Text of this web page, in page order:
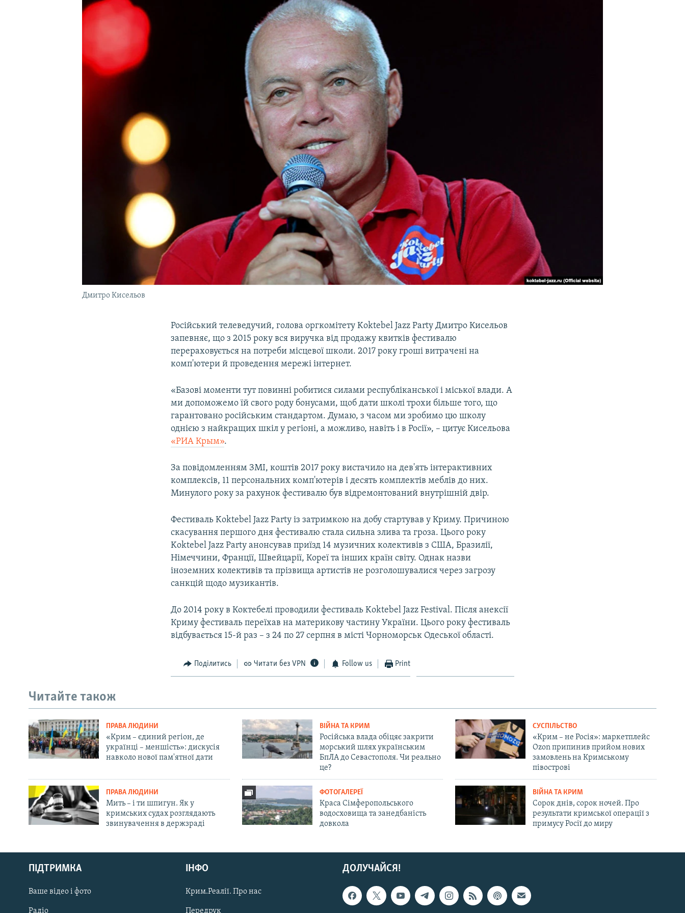
Русский
Qırımtatar
ДОЛУЧАЙСЯ!
Дмитро Кисельов
Російський телеведучий, голова оргкомітету Koktebel Jazz Party Дмитро Кисельов
запевняє, що з 2015 року вся виручка від продажу квитків фестивалю
перераховується на потреби місцевої школи. 2017 року гроші витрачені на
комп'ютери й проведення мережі інтернет.
«Базові моменти тут повинні робитися силами республіканської і міської влади. А
ми допоможемо їй свого роду бонусами, щоб дати школі трохи більше того, що
гарантовано російським стандартом. Думаю, з часом ми зробимо цю школу
однією з найкращих шкіл у регіоні, а можливо, навіть і в Росії», – цитує Кисельова
«РИА Крым».
За повідомленням ЗМІ, коштів 2017 року вистачило на дев'ять інтерактивних
комплексів, 11 персональних комп'ютерів і десять комплектів меблів до них.
Минулого року за рахунок фестивалю був відремонтований внутрішній двір.
Фестиваль Koktebel Jazz Party із затримкою на добу стартував у Криму. Причиною
скасування першого дня фестивалю стала сильна злива та гроза. Цього року
Koktebel Jazz Party анонсував приїзд 14 музичних колективів з США, Бразилії,
Німеччини, Франції, Швейцарії, Кореї та інших країн світу. Однак назви
іноземних колективів та прізвища артистів не розголошувалися через загрозу
санкцій щодо музикантів.
До 2014 року в Коктебелі проводили фестиваль Koktebel Jazz Festival. Після анексії
Криму фестиваль переїхав на материкову частину України. Цього року фестиваль
відбувається 15-й раз – з 24 по 27 серпня в місті Чорноморськ Одеської області.
Поділитись Читати без VPN Follow us Print
Читайте також
ПРАВА ЛЮДИНИ
«Крим – єдиний регіон, де
українці – меншість»: дискусія
навколо нової пам'ятної дати
ВІЙНА ТА КРИМ
Російська влада обіцяє закрити
морський шлях українським
БпЛА до Севастополя. Чи реально
це?
СУСПІЛЬСТВО
«Крим – не Росія»: маркетплейс
Ozon припинив прийом нових
замовлень на Кримському
півострові
ПРАВА ЛЮДИНИ
Мить – і ти шпигун. Як у
кримських судах розглядають
звинувачення в держзраді
ФОТОГАЛЕРЕЇ
Краса Сімферопольського
водосховища та занедбаність
довкола
ВІЙНА ТА КРИМ
Сорок днів, сорок ночей. Про
результати кримської операції з
примусу Росії до миру
ДОЛУЧАЙСЯ!
ПІДТРИМКА
Ваше відео і фото
Радіо
ІНФО
Крим.Реалії. Про нас
Передрук